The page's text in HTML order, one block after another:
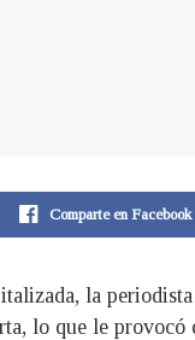
Comparte en Facebook
la
lo que le provocó